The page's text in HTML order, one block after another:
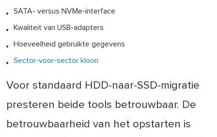
SATA- versus NVMe-interface
Kwaliteit van USB-adapters
Hoeveelheid gebruikte gegevens
Sector-voor-sector kloon
Voor standaard HDD-naar-SSD-migratie
presteren beide tools betrouwbaar. De
betrouwbaarheid van het opstarten is